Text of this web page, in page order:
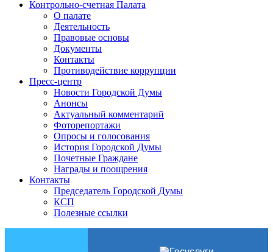
Контрольно-счетная Палата
О палате
Деятельность
Правовые основы
Документы
Контакты
Противодействие коррупции
Пресс-центр
Новости Городской Думы
Анонсы
Актуальный комментарий
Фоторепортажи
Опросы и голосования
История Городской Думы
Почетные Граждане
Награды и поощрения
Контакты
Председатель Городской Думы
КСП
Полезные ссылки